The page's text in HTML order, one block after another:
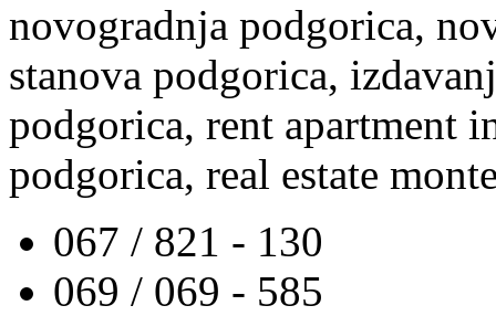
novogradnja podgorica,
stanova podgorica,
podgorica, rent apartment
podgorica, real estate
067 / 821 - 130
069 / 069 - 585